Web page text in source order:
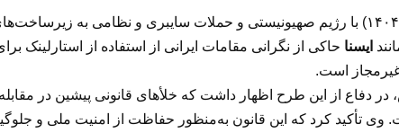
ایسنا حاکی از نگرانی مقامات ایرانی از استفاده از
است.
دفاع از این طرح اظهار داشت که خلأهای قانونی پیشین در
وی تأکید کرد که این قانون به‌منظور حفاظت از امنیت ملی و